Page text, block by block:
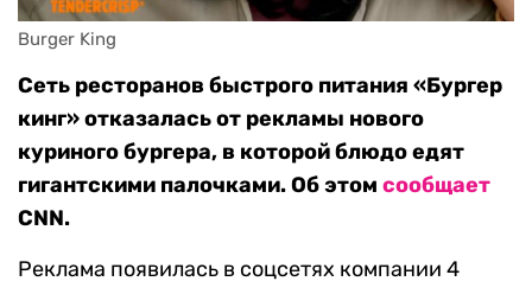
Burger King
Сеть ресторанов быстрого питания «Бургер
кинг» отказалась от рекламы нового
куриного бургера, в которой блюдо едят
гигантскими палочками. Об этом сообщает
CNN.
Реклама появилась в соцсетях компании 4